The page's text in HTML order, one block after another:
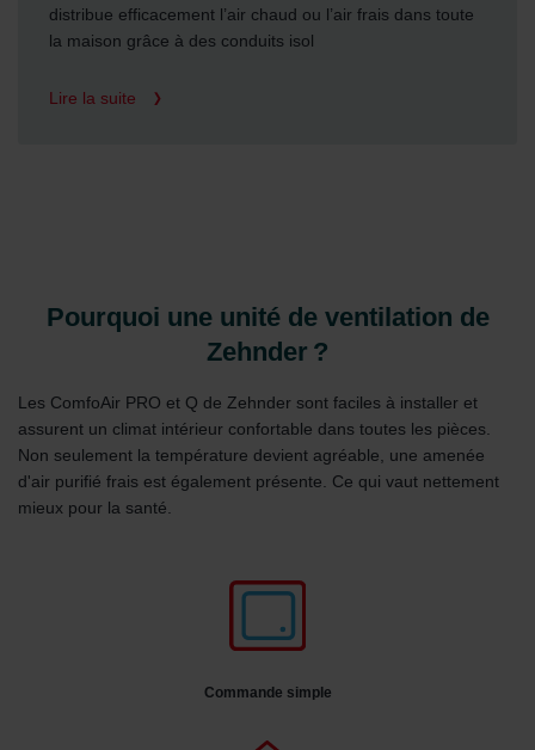
distribue efficacement l’air chaud ou l’air frais dans toute
la maison grâce à des conduits isol
Lire la suite
Pourquoi une unité de ventilation de
Zehnder ?
Les ComfoAir PRO et Q de Zehnder sont faciles à installer et
assurent un climat intérieur confortable dans toutes les pièces.
Non seulement la température devient agréable, une amenée
d'air purifié frais est également présente. Ce qui vaut nettement
mieux pour la santé.
Commande simple